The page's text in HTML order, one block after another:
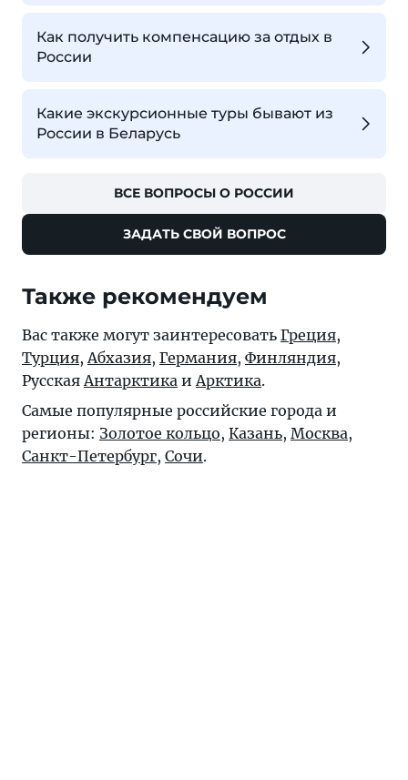
Как получить компенсацию за отдых в
России
Какие экскурсионные туры бывают из
России в Беларусь
ВСЕ ВОПРОСЫ О РОССИИ
ЗАДАТЬ СВОЙ ВОПРОС
Также рекомендуем
Вас также могут заинтересовать Греция,
Турция, Абхазия, Германия, Финляндия,
Русская Антарктика и Арктика.
Самые популярные российские города и
регионы: Золотое кольцо, Казань, Москва,
Санкт-Петербург, Сочи.